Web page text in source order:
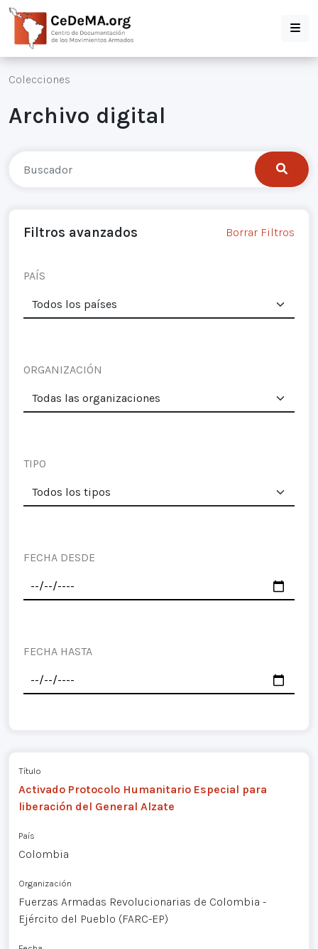
Colecciones
Archivo digital
Filtros avanzados Borrar Filtros
PAÍS
ORGANIZACIÓN
TIPO
FECHA DESDE
FECHA HASTA
Título
Activado Protocolo Humanitario Especial para
liberación del General Alzate
País
Colombia
Organización
Fuerzas Armadas Revolucionarias de Colombia -
Ejército del Pueblo (FARC-EP)